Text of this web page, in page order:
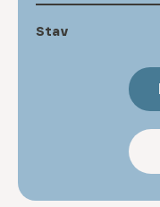
Stav